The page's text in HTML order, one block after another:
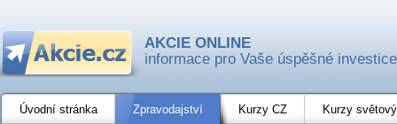
AKCIE ONLINE
informace pro Vaše úspěšné investice
Úvodní stránka Zpravodajství Kurzy CZ Kurzy